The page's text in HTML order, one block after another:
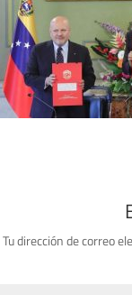
Tu dirección de correo